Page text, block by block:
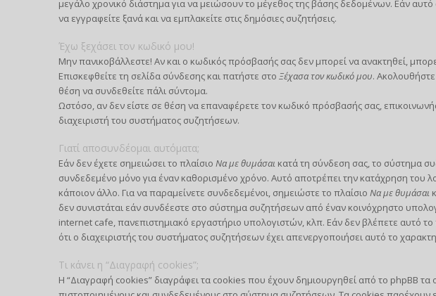
μεγάλο χρονικό διάστημα για να μειώσουν το μέγεθος της βάσης δεδομένων. Εάν
να εγγραφείτε ξανά και να εμπλακείτε στις δημόσιες συζητήσεις.
Έχω ξεχάσει τον κωδικό μου!
Μην πανικοβάλλεστε! Αν και ο κωδικός πρόσβασής σας δεν μπορεί να ανακτηθεί,
Επισκεφθείτε τη σελίδα σύνδεσης και πατήστε στο Ξέχασα τον κωδικό μου. Ακολουθήστε
θέση να συνδεθείτε πάλι σύντομα.
Ωστόσο, αν δεν είστε σε θέση να επαναφέρετε τον κωδικό πρόσβασής σας,
διαχειριστή του συστήματος συζητήσεων.
Γιατί αποσυνδέομαι αυτόματα;
Εάν δεν έχετε σημειώσει το πλαίσιο Να με θυμάσαικατά τη σύνδεση σας, το σύστημα
συνδεδεμένο μόνο για έναν καθορισμένο χρόνο. Αυτό αποτρέπει την κατάχρηση του
κάποιον άλλο. Για να παραμείνετε συνδεδεμένοι, σημειώστε το πλαίσιο Να με θυμάσαι
δεν συνιστάται εάν συνδέεστε στο σύστημα συζητήσεων από έναν κοινόχρηστο
internet cafe, πανεπιστημιακό εργαστήριο υπολογιστών, κλπ. Εάν δεν βλέπετε αυτό το
ότι ο διαχειριστής του συστήματος συζητήσεων έχει απενεργοποιήσει αυτό το
Τι κάνει η “Διαγραφή cookies”;
Η “Διαγραφή cookies” διαγράφει τα cookies που έχουν δημιουργηθεί από το phpBB τα